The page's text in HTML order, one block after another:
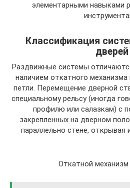
элементарными навыками
Классификация
дверей
Раздвижные системы
наличием откатного
петли. Перемещение дверной
специальному рельсу (иногда
профилю или салазкам) с
закрепленных на дверном
параллельно стене, открывая
Откатной механизм